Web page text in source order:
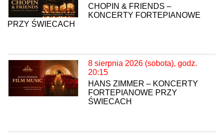
CHOPIN & FRIENDS –
KONCERTY FORTEPIANOWE
PRZY ŚWIECACH
8 sierpnia 2026 (sobota), godz.
20:15
HANS ZIMMER – KONCERTY
FORTEPIANOWE PRZY
ŚWIECACH